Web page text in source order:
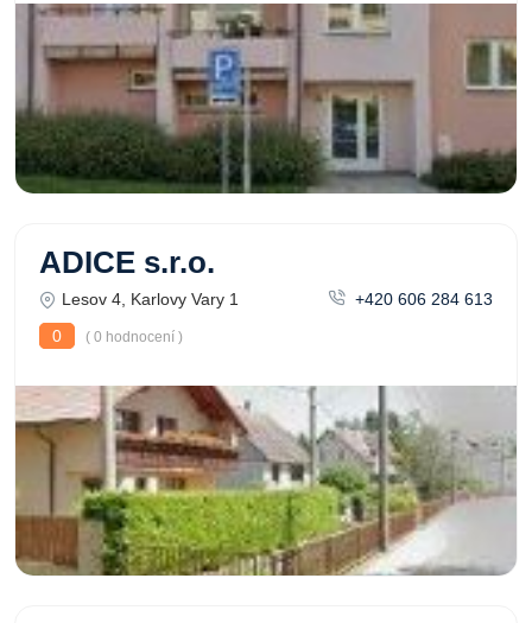
ADICE s.r.o.
Lesov 4, Karlovy Vary 1
+420 606 284 613
0
( 0 hodnocení )